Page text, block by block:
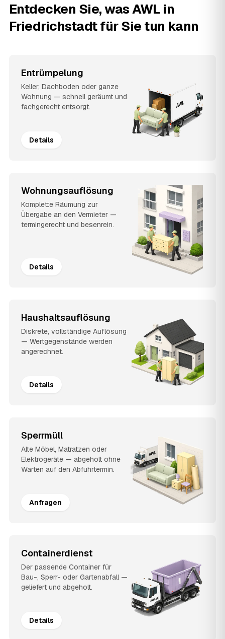
Entdecken Sie, was AWL in
Friedrichstadt für Sie tun kann
Entrümpelung
Keller, Dachboden oder ganze
Wohnung — schnell geräumt und
fachgerecht entsorgt.
Details
Wohnungsauflösung
Komplette Räumung zur
Übergabe an den Vermieter —
termingerecht und besenrein.
Details
Haushaltsauflösung
Diskrete, vollständige Auflösung
— Wertgegenstände werden
angerechnet.
Details
Sperrmüll
Alte Möbel, Matratzen oder
Elektrogeräte — abgeholt ohne
Warten auf den Abfuhrtermin.
Anfragen
Containerdienst
Der passende Container für
Bau-, Sperr- oder Gartenabfall —
geliefert und abgeholt.
Details